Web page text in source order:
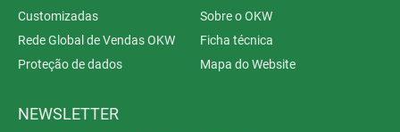
Customizadas
Sobre o OKW
Rede Global de Vendas OKW
Ficha técnica
Proteção de dados
Mapa do Website
NEWSLETTER